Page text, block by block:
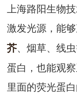
上海路阳生物
激发光源，能
芥、烟草、线
蛋白，也能观
里面的荧光蛋